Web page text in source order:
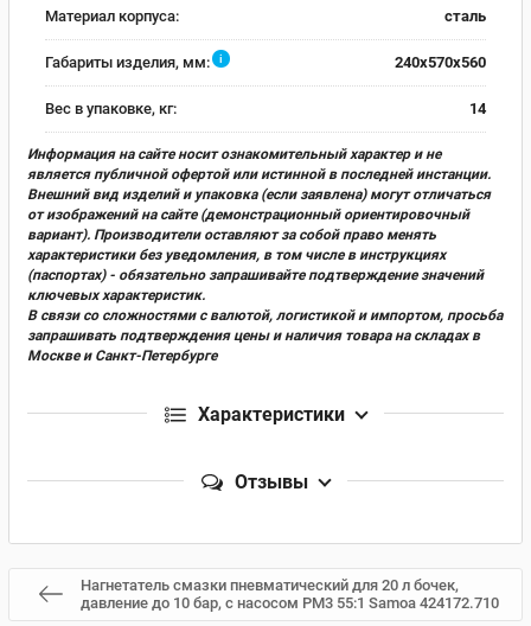
Материал корпуса:
сталь
Габариты изделия, мм: i 240х570х560
Вес в упаковке, кг: 14
Информация на сайте носит ознакомительный характер и не
является публичной офертой или истинной в последней инстанции.
Внешний вид изделий и упаковка (если заявлена) могут отличаться
от изображений на сайте (демонстрационный ориентировочный
вариант). Производители оставляют за собой право менять
характеристики без уведомления, в том числе в инструкциях
(паспортах) - обязательно запрашивайте подтверждение значений
ключевых характеристик.
В связи со сложностями с валютой, логистикой и импортом, просьба
запрашивать подтверждения цены и наличия товара на складах в
Москве и Санкт-Петербурге
Характеристики
Отзывы
Нагнетатель смазки пневматический для 20 л бочек,
давление до 10 бар, с насосом РМ3 55:1 Samoa 424172.710